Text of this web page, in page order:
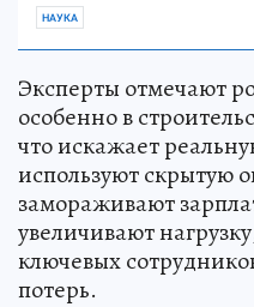
НАУКА
Эксперты отмечают
особенно в
что искажает
используют скрытую
замораживают
увеличивают
ключевых
потерь.